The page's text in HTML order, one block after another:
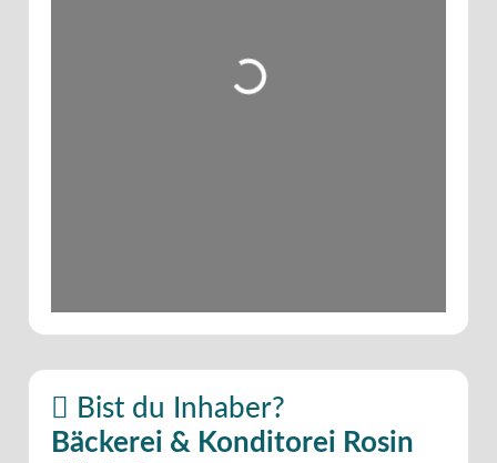
Wird geladen …
Bist du Inhaber?
Bäckerei & Konditorei Rosin